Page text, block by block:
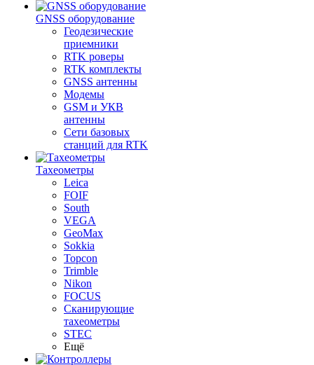
GNSS оборудование
Геодезические
приемники
RTK роверы
RTK комплекты
GNSS антенны
Модемы
GSM и УКВ
антенны
Сети базовых
станций для RTK
Тахеометры
Leica
FOIF
South
VEGA
GeoMax
Sokkia
Topcon
Trimble
Nikon
FOCUS
Сканирующие
тахеометры
STEC
Ещё